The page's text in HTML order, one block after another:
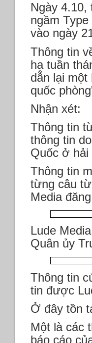
Ngày 4.10,
ngầm
vào ngày
Thông tin
hạ tuần
dẫn lại
quốc
Nhận xét:
Thông tin
thông tin
Quốc ở hải
Thông tin
từng câu
Media
Lude
Quân ủy
Thông tin
tin được
Ở đây tồn
Một là các
báo cáo